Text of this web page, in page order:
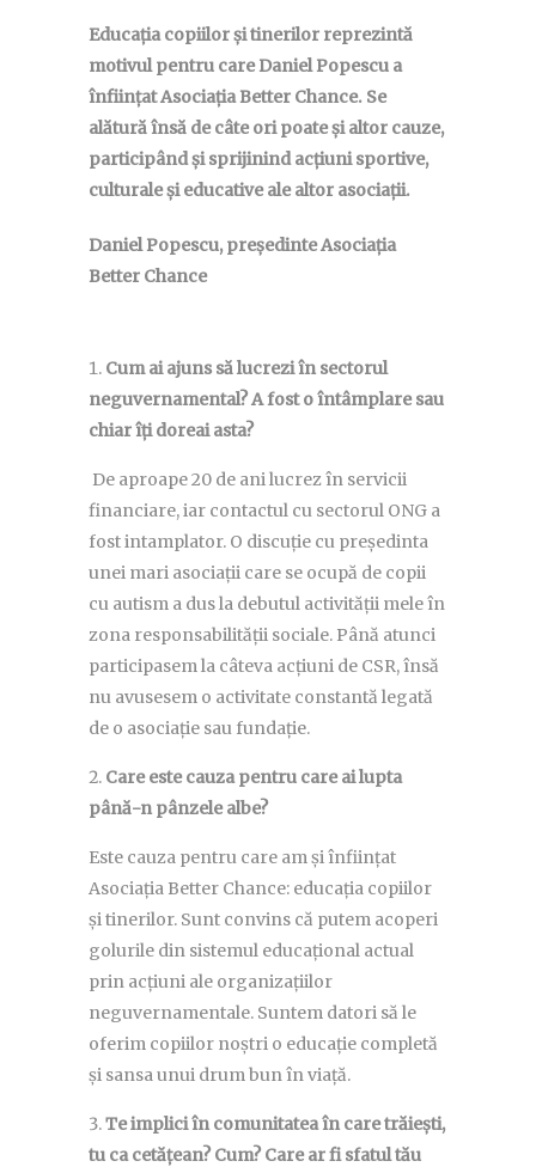
Educația copiilor și tinerilor reprezintă
motivul pentru careDaniel Popescu a
înființat Asociația Better Chance. Se
alătură însă de câte ori poate și altor cauze,
participând și sprijinind acțiuni sportive,
culturale și educative ale altor asociații.
Daniel Popescu, președinte Asociația
Better Chance
Cum ai ajuns să lucrezi în sectorul
neguvernamental? A fost o întâmplare sau
chiar îți doreai asta?
De aproape 20 de ani lucrez în servicii
financiare, iar contactul cu sectorul ONG a
fost intamplator. O discuție cu președinta
unei mari asociații care se ocupă de copii
cu autism a dus la debutul activității mele în
zona responsabilității sociale. Până atunci
participasem la câteva acțiuni de CSR, însă
nu avusesem o activitate constantă legată
de o asociație sau fundație.
Care este cauza pentru care ai lupta
până-n pânzele albe?
Este cauza pentru care am și înființat
Asociația Better Chance: educația copiilor
și tinerilor. Sunt convins că putem acoperi
golurile din sistemul educațional actual
prin acțiuni ale organizațiilor
neguvernamentale. Suntem datori să le
oferim copiilor noștri o educație completă
și sansa unui drum bun în viață.
Te implici în comunitatea în care trăiești,
tu ca cetățean? Cum? Care ar fi sfatul tău